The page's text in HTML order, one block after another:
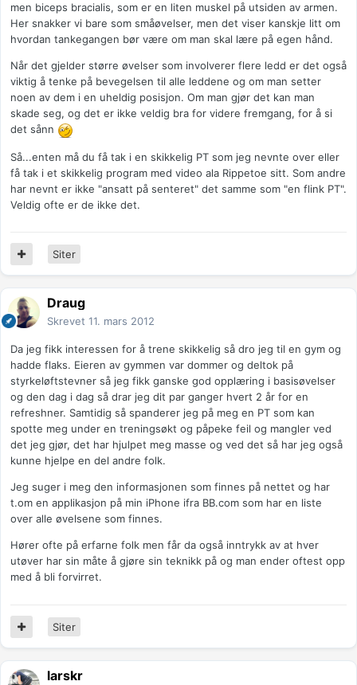
men biceps bracialis, som er en liten muskel på utsiden av armen.
Her snakker vi bare som småøvelser, men det viser kanskje litt om
hvordan tankegangen bør være om man skal lære på egen hånd.
Når det gjelder større øvelser som involverer flere ledd er det også
viktig å tenke på bevegelsen til alle leddene og om man setter
noen av dem i en uheldig posisjon. Om man gjør det kan man
skade seg, og det er ikke veldig bra for videre fremgang, for å si
det sånn
Så...enten må du få tak i en skikkelig PT som jeg nevnte over eller
få tak i et skikkelig program med video ala Rippetoe sitt. Som andre
har nevnt er ikke "ansatt på senteret" det samme som "en flink PT".
Veldig ofte er de ikke det.
Siter
Draug
Skrevet 11. mars 2012
Da jeg fikk interessen for å trene skikkelig så dro jeg til en gym og
hadde flaks. Eieren av gymmen var dommer og deltok på
styrkeløftstevner så jeg fikk ganske god opplæring i basisøvelser
og den dag i dag så drar jeg dit par ganger hvert 2 år for en
refreshner. Samtidig så spanderer jeg på meg en PT som kan
spotte meg under en treningsøkt og påpeke feil og mangler ved
det jeg gjør, det har hjulpet meg masse og ved det så har jeg også
kunne hjelpe en del andre folk.
Jeg suger i meg den informasjonen som finnes på nettet og har
t.om en applikasjon på min iPhone ifra BB.com som har en liste
over alle øvelsene som finnes.
Hører ofte på erfarne folk men får da også inntrykk av at hver
utøver har sin måte å gjøre sin teknikk på og man ender oftest opp
med å bli forvirret.
Siter
larskr